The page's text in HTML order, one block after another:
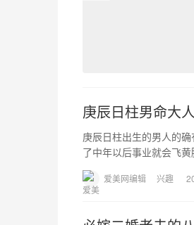
庚辰日柱男命大
庚辰日柱出生的男人的
了中年以后事业就会飞
爱美网编辑 兴趣